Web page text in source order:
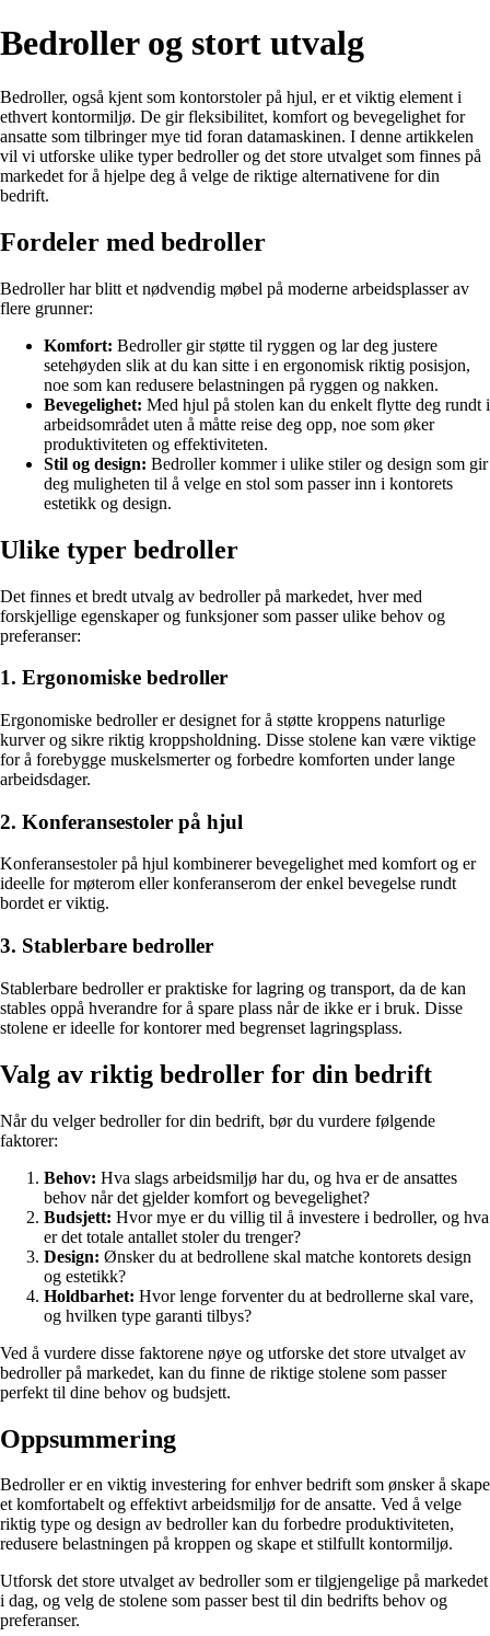
Bedroller og stort utvalg
Bedroller, også kjent som kontorstoler på hjul, er et viktig element i
ethvert kontormiljø. De gir fleksibilitet, komfort og bevegelighet for
ansatte som tilbringer mye tid foran datamaskinen. I denne artikkelen
vil vi utforske ulike typer bedroller og det store utvalget som finnes på
markedet for å hjelpe deg å velge de riktige alternativene for din
bedrift.
Fordeler med bedroller
Bedroller har blitt et nødvendig møbel på moderne arbeidsplasser av
flere grunner:
Komfort: Bedroller gir støtte til ryggen og lar deg justere
setehøyden slik at du kan sitte i en ergonomisk riktig posisjon,
noe som kan redusere belastningen på ryggen og nakken.
Bevegelighet: Med hjul på stolen kan du enkelt flytte deg rundt i
arbeidsområdet uten å måtte reise deg opp, noe som øker
produktiviteten og effektiviteten.
Stil og design: Bedroller kommer i ulike stiler og design som gir
deg muligheten til å velge en stol som passer inn i kontorets
estetikk og design.
Ulike typer bedroller
Det finnes et bredt utvalg av bedroller på markedet, hver med
forskjellige egenskaper og funksjoner som passer ulike behov og
preferanser:
1. Ergonomiske bedroller
Ergonomiske bedroller er designet for å støtte kroppens naturlige
kurver og sikre riktig kroppsholdning. Disse stolene kan være viktige
for å forebygge muskelsmerter og forbedre komforten under lange
arbeidsdager.
2. Konferansestoler på hjul
Konferansestoler på hjul kombinerer bevegelighet med komfort og er
ideelle for møterom eller konferanserom der enkel bevegelse rundt
bordet er viktig.
3. Stablerbare bedroller
Stablerbare bedroller er praktiske for lagring og transport, da de kan
stables oppå hverandre for å spare plass når de ikke er i bruk. Disse
stolene er ideelle for kontorer med begrenset lagringsplass.
Valg av riktig bedroller for din bedrift
Når du velger bedroller for din bedrift, bør du vurdere følgende
faktorer:
Behov: Hva slags arbeidsmiljø har du, og hva er de ansattes
behov når det gjelder komfort og bevegelighet?
Budsjett: Hvor mye er du villig til å investere i bedroller, og hva
er det totale antallet stoler du trenger?
Design: Ønsker du at bedrollene skal matche kontorets design
og estetikk?
Holdbarhet: Hvor lenge forventer du at bedrollerne skal vare,
og hvilken type garanti tilbys?
Ved å vurdere disse faktorene nøye og utforske det store utvalget av
bedroller på markedet, kan du finne de riktige stolene som passer
perfekt til dine behov og budsjett.
Oppsummering
Bedroller er en viktig investering for enhver bedrift som ønsker å skape
et komfortabelt og effektivt arbeidsmiljø for de ansatte. Ved å velge
riktig type og design av bedroller kan du forbedre produktiviteten,
redusere belastningen på kroppen og skape et stilfullt kontormiljø.
Utforsk det store utvalget av bedroller som er tilgjengelige på markedet
i dag, og velg de stolene som passer best til din bedrifts behov og
preferanser.